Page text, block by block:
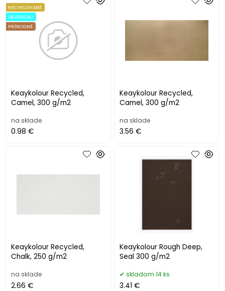
Keaykolour Recycled,
Camel, 300 g/m2
RECYKLOVANÉ
DOPREDAJ
PRÍRODNÉ
na sklade
0.98 €
Keaykolour Recycled,
Camel, 300 g/m2
na sklade
3.56 €
Keaykolour Recycled,
Chalk, 250 g/m2
na sklade
2.66 €
Keaykolour Rough Deep,
Seal 300 g/m2
skladom 14 ks
3.41 €